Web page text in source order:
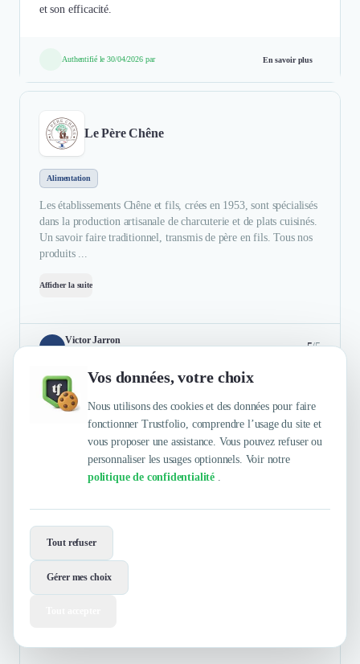
Vos données, votre choix
Nous utilisons des cookies et des données pour faire
fonctionner Trustfolio, comprendre l’usage du site et
vous proposer une assistance. Vous pouvez refuser ou
personnaliser les usages optionnels. Voir notre
politique de confidentialité .
Tout refuser
Gérer mes choix
et son efficacité.
Authentifié le 30/04/2026 par En savoir plus
Le Père Chêne
Alimentation
Les établissements Chêne et fils, crées en 1953, sont spécialisés
dans la production artisanale de charcuterie et de plats cuisinés.
Un savoir faire traditionnel, transmis de père en fils. Tous nos
produits ...
Afficher la suite
Victor Jarron
5/5
Très bon accompagnement sur la gestion de nos contrats
d'énergie. Les conseils fournis nous ont permis de mieux
comprendre nos enjeux et de prendre les bonnes décisions. Je
recommande Alliance des Énergies.